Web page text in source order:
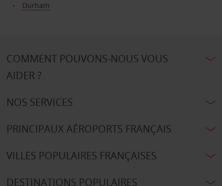
Durham
COMMENT POUVONS-NOUS VOUS
AIDER ?
NOS SERVICES
PRINCIPAUX AÉROPORTS FRANÇAIS
VILLES POPULAIRES FRANÇAISES
DESTINATIONS POPULAIRES